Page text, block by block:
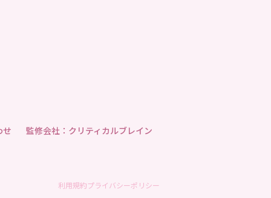
せ 監修会社：クリティカルブレイン
利用規約プライバシーポリシー